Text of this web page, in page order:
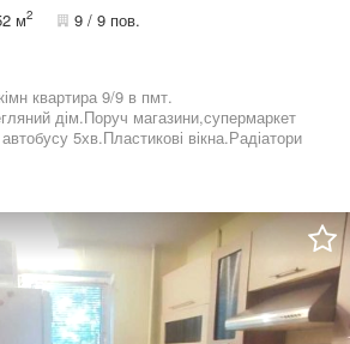
м2 9 / 9 пов.
квартира 9/9 в пмт.
дім.Поруч магазини,супермаркет
5хв.Пластикові вікна.Радіатори